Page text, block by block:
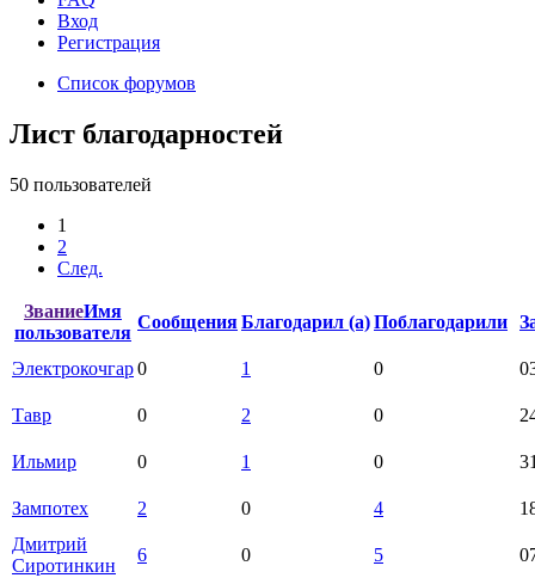
Вход
Регистрация
Список форумов
Лист благодарностей
50 пользователей
1
2
След.
ЗваниеИмя
пользователя
СообщенияБлагодарил (а)Поблагодарили
Электрокочгар0 1 0
Тавр 0 2 0
Ильмир 0 1 0
Зампотех 2 0 4
Дмитрий
Сиротинкин
6 0 5